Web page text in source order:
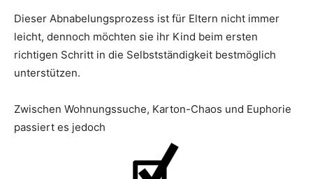
Dieser Abnabelungsprozess ist für Eltern nicht immer
leicht, dennoch möchten sie ihr Kind beim ersten
richtigen Schritt in die Selbstständigkeit bestmöglich
unterstützen.
Zwischen Wohnungssuche, Karton-Chaos und Euphorie
passiert es jedoch